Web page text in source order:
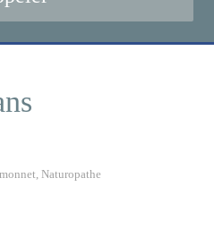
Naturopathe